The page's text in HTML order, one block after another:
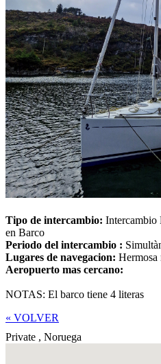
Tipo de intercambio: Intercambio
en Barco
Periodo del intercambio :
Lugares de navegacion: Hermosa
Aeropuerto mas cercano:
NOTAS: El barco tiene 4 literas
« VOLVER
Private , Noruega